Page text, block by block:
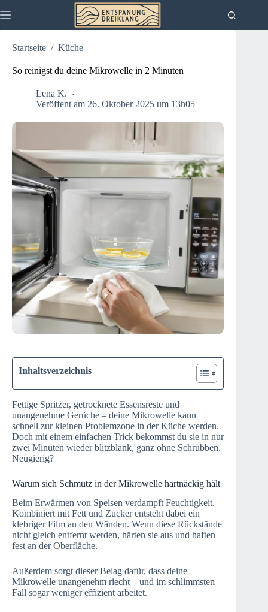
Inhalt
Startseite / Küche
So reinigst du deine Mikrowelle in 2 Minuten
Lena K.
Veröffent am 26. Oktober 2025 um 13h05
Inhaltsverzeichnis
Fettige Spritzer, getrocknete Essensreste und
unangenehme Gerüche – deine Mikrowelle kann
schnell zur kleinen Problemzone in der Küche werden.
Doch mit einem einfachen Trick bekommst du sie in nur
zwei Minuten wieder blitzblank, ganz ohne Schrubben.
Neugierig?
Warum sich Schmutz in der Mikrowelle hartnäckig hält
Beim Erwärmen von Speisen verdampft Feuchtigkeit.
Kombiniert mit Fett und Zucker entsteht dabei ein
klebriger Film an den Wänden. Wenn diese Rückstände
nicht gleich entfernt werden, härten sie aus und haften
fest an der Oberfläche.
Außerdem sorgt dieser Belag dafür, dass deine
Mikrowelle unangenehm riecht – und im schlimmsten
Fall sogar weniger effizient arbeitet.